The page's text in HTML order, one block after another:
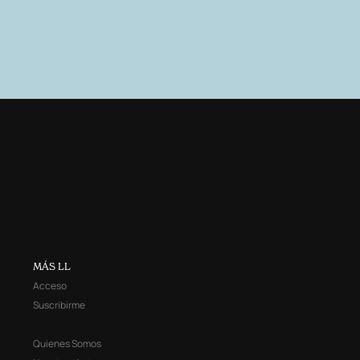
MÁS LL
Acceso
Suscribirme
Quienes Somos